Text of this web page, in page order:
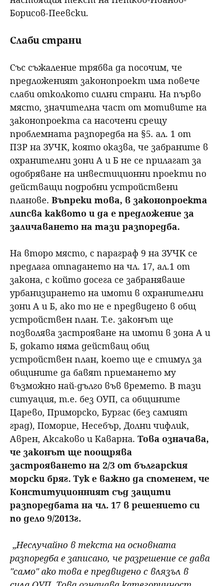
Борисов-Пеевски.
Слаби страни
Със съжаление трябва да посочим, че
предложеният законопроект има повече
слаби отколкото силни страни. На първо
място, значителна част от мотивите на
законопроекта са насочени срещу
проблемната разпоредба на §5. ал. 1 от
ПЗР на ЗУЧК, която оказва, че забраните в
охранителни зони А и Б не се прилагат за
одобряване на инвестиционни проекти по
действащи подробни устройствени
планове. Въпреки това, в законопроекта
липсва каквото и да е предложение за
заличаването на тази разпоредба.
На второ място, с параграф 9 на ЗУЧК се
предлага отпадането на чл. 17, ал.1 от
закона, с който досега се забраняваше
урбанизирането на имоти в охранителни
зони А и Б, ако то не е предвидено в общ
устройствен план. Т.е. законът ще
позволява застрояване на имоти в зона А и
Б, докато няма действащ общ
устройствен план, което ще е стимул за
общините да бавят приемането му
възможно най-дълго във времето. В тази
ситуация, т.е. без ОУП, са общините
Царево, Приморско, Бургас (без самият
град), Поморие, Несебър, Долни чифлик,
Аврен, Аксаково и Каварна. Това означава,
че законът ще поощрява
застрояването на 2/3 от българския
морски бряг. Тук е важно да споменем, че
Конституционният съд защити
разпоредбата на чл. 17 в решението си
по дело 9/2013г.
„Неслучайно в текста на основната
разпоредба е записано, че разрешение се дава
"само" ако това е предвидено с влязъл в